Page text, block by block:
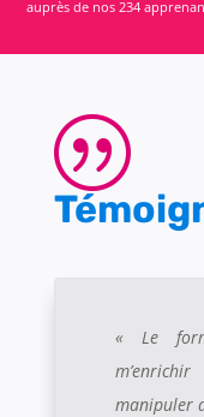
auprès de nos 234
|
« Le
manipuler